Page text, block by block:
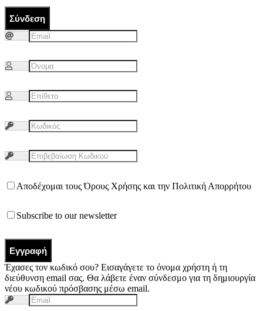
Σύνδεση
Αποδέχομαι τουςΌρους Χρήσης και την Πολιτική Απορρήτου
Subscribe to our newsletter
Εγγραφή
Έχασες τον κωδικό σου? Εισαγάγετε το όνομα χρήστη ή τη
διεύθυνση email σας. Θα λάβετε έναν σύνδεσμο για τη δημιουργία
νέου κωδικού πρόσβασης μέσω email.